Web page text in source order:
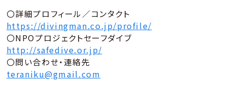
〇詳細プロフィール／コンタクト
https://divingman.co.jp/profile/
〇NPOプロジェクトセーフダイブ
http://safedive.or.jp/
〇問い合わせ・連絡先
teraniku@gmail.com